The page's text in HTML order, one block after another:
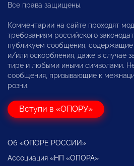
Все права защищены.
Комментарии на сайте проходят
требованиям российского
публикуем сообщения, содержащие
и/или оскорбления, даже в случае
тире и любыми иными символами.
сообщения, призывающие к
розни.
Вступи в «ОПОРУ»
Об «ОПОРЕ РОССИИ»
Ассоциация «НП «ОПОРА»